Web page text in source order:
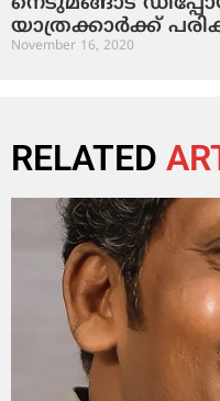
യാത്രക്കാര്‍ക്ക്
November 16, 2020
RELATED